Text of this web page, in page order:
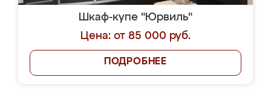
Шкаф-купе "Юрвиль"
Цена: от 85 000 руб.
ПОДРОБНЕЕ